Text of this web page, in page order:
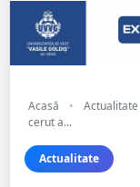
Acasă • Actualitate
cerut a...
Actualitate